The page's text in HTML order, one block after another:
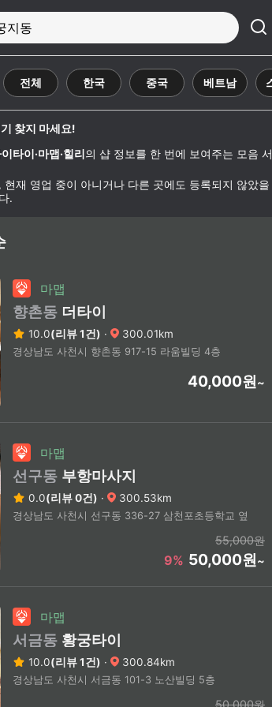
지동
전체 한국 중국 베트남
찾지 마세요!
타이·마맵·힐리 의 샵 정보를 한 번에 보여주는 모음 서
현재 영업 중이 아니거나 다른 곳에도 등록되지 않았을
.
마맵
향촌동 더타이
10.0(리뷰 1건) · 300.01km
경상남도 사천시 향촌동 917-15 라움빌딩 4층
40,000원~
마맵
선구동 부항마사지
0.0(리뷰 0건) · 300.53km
경상남도 사천시 선구동 336-27 삼천포초등학교 옆
55,000원
9% 50,000원~
마맵
서금동 황궁타이
10.0(리뷰 1건) · 300.84km
경상남도 사천시 서금동 101-3 노산빌딩 5층
50,000원